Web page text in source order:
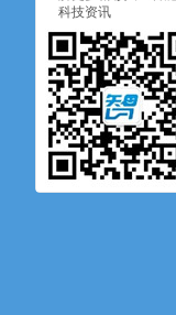
科技资讯